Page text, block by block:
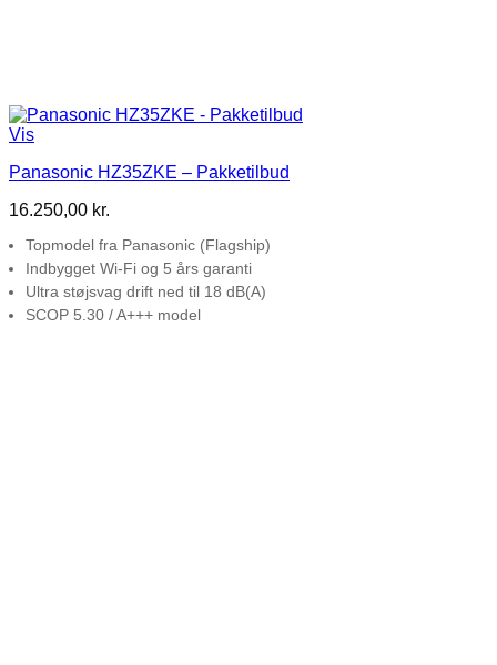
Vis
Panasonic HZ35ZKE – Pakketilbud
16.250,00 kr.
Topmodel fra Panasonic (Flagship)
Indbygget Wi-Fi og 5 års garanti
Ultra støjsvag drift ned til 18 dB(A)
SCOP 5.30 / A+++ model